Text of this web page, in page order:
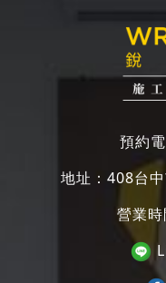
預約電
地址： 408台
營業